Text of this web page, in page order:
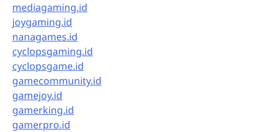
mediagaming.id
joygaming.id
nanagames.id
cyclopsgaming.id
cyclopsgame.id
gamecommunity.id
gamejoy.id
gamerking.id
gamerpro.id